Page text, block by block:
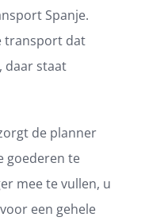
Spanje.
transport dat
daar staat
de planner
goederen te
mee te vullen, u
een gehele